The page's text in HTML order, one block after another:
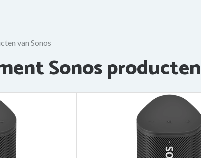
van Sonos
Sonos producten